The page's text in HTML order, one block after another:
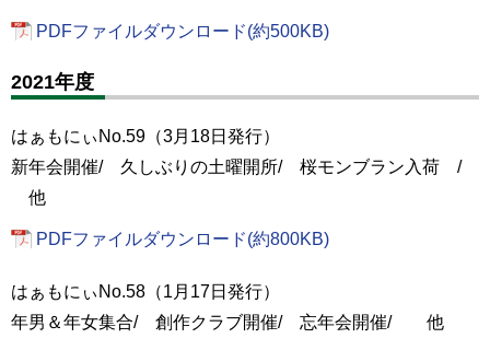
PDFファイルダウンロード(約500KB)
2021年度
はぁもにぃNo.59（3月18日発行）
新年会開催/ 久しぶりの土曜開所/ 桜モンブラン入荷 /
他
PDFファイルダウンロード(約800KB)
はぁもにぃNo.58（1月17日発行）
年男＆年女集合/ 創作クラブ開催/ 忘年会開催/ 他